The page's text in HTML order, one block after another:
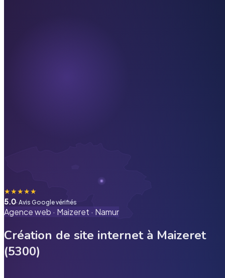
★★★★★
5.0· Avis Google vérifiés
Agence web · Maizeret · Namur
Création de site internet à Maizeret
(5300)